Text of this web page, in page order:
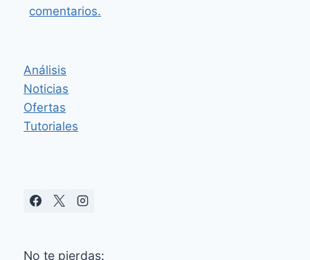
comentarios.
Análisis
Noticias
Ofertas
Tutoriales
No te pierdas: